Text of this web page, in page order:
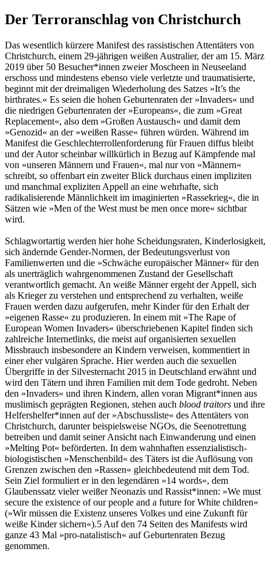
Der Terroranschlag von Christchurch
Das wesentlich kürzere Manifest des rassis­tischen Attentäters von
Christchurch, einem 29-jährigen weißen Australier, der am 15. März
2019 über 50 Besucher*innen zweier Mosche­en in Neuseeland
erschoss und mindestens ebenso viele verletzte und traumatisierte,
beginnt mit der dreimaligen Wiederholung des Satzes »It’s the
birthrates.« Es seien die hohen Geburtenraten der »Invaders« und
die niedrigen Geburtenraten der »Europeans«, die zum »Great
Replacement«, also dem »Großen Austausch« und damit dem
»Genozid« an der »weißen Rasse« führen würden. Während im
Manifest die Geschlechterrollenforderung für Frauen diffus bleibt
und der Autor scheinbar willkürlich in Bezug auf Kämpfende mal
von »unseren Männern und Frauen«, mal nur von »Männern«
schreibt, so offenbart ein zweiter Blick durchaus einen impliziten
und manch­mal expliziten Appell an eine wehrhafte, sich
radikalisierende Männlichkeit im imaginierten »Rassekrieg«, die in
Sätzen wie »Men of the West must be men once more« sichtbar
wird.
Schlagwortartig werden hier hohe Schei­dungsraten, Kinderlosigkeit,
sich ändernde Gender-Normen, der Bedeutungsverlust von
Familienwerten und die »Schwäche euro­päischer Männer« für den
als unerträglich wahrgenommenen Zustand der Gesellschaft
verantwortlich gemacht. An weiße Männer ergeht der Appell, sich
als Krieger zu verstehen und entsprechend zu verhalten, weiße
Frauen werden dazu aufgerufen, mehr Kinder für den Erhalt der
»eigenen Rasse« zu produzieren. In einem mit »The Rape of
European Women Invaders« überschriebenen Kapitel finden sich
zahlreiche Internetlinks, die meist auf organi­sierten sexuellen
Missbrauch insbesondere an Kindern verweisen, kommentiert in
einer eher vulgären Sprache. Hier werden auch die sexu­ellen
Übergriffe in der Silvesternacht 2015 in Deutschland erwähnt und
wird den Tätern und ihren Familien mit dem Tode gedroht. Neben
den »Invaders« und ihren Kindern, allen voran Migrant*innen aus
muslimisch geprägten Regionen, stehen auch blood traitors und ihre
Helfershelfer*innen auf der »Abschussliste« des Attentäters von
Christchurch, darunter bei­spielsweise NGOs, die Seenotrettung
betreiben und damit seiner Ansicht nach Einwanderung und einen
»Melting Pot« beförderten. In dem wahnhaften essenzialistisch-
biologistischen »Menschenbild« des Täters ist die Auflösung von
Grenzen zwischen den »Rassen« gleichbe­deutend mit dem Tod.
Sein Ziel formuliert er in den legendären »14 words«, dem
Glaubens­satz vieler weißer Neonazis und Rassist*innen: »We must
secure the existence of our people and a future for White children«
(»Wir müssen die Existenz unseres Volkes und eine Zukunft für
weiße Kinder sichern«).5 Auf den 74 Seiten des Manifests wird
ganze 43 Mal »pro-natalis­tisch« auf Geburtenraten Bezug
genommen.